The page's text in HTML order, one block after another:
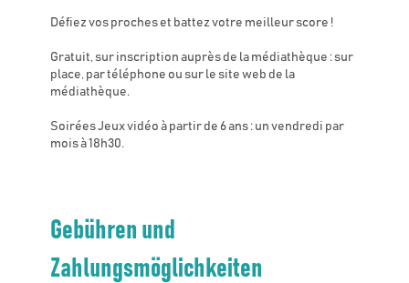
Défiez vos proches et battez votre meilleur score !
Gratuit, sur inscription auprès de la médiathèque : sur
place, par téléphone ou sur le site web de la
médiathèque.
Soirées Jeux vidéo à partir de 6 ans : un vendredi par
mois à 18h30.
Gebühren und
Zahlungsmöglichkeiten